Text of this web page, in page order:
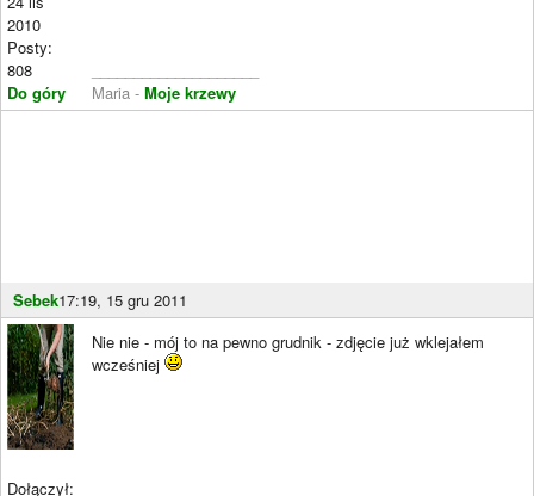
2010
Posty:
808
Do góry
Maria - Moje krzewy
Sebek17:19, 15 gru 2011
Dołączył:
Nie nie - mój to na pewno grudnik - zdjęcie już wklejałem
wcześniej